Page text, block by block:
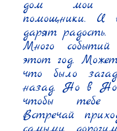
дом мои
помощники. И
дарят радость.
Много
этот год.
что было
назад. Но в
чтобы тебе
Встречай